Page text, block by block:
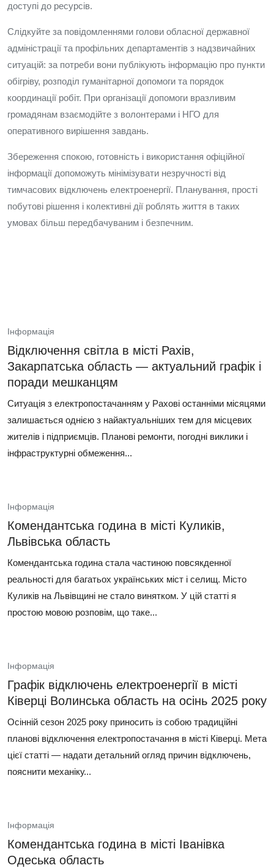
доступі до ресурсів.
Слідкуйте за повідомленнями голови обласної державної
адміністрації та профільних департаментів з надзвичайних
ситуацій: за потреби вони публікують інформацію про пункти
обігріву, розподіл гуманітарної допомоги та порядок
координації робіт. При організації допомоги вразливим
громадянам взаємодійте з волонтерами і НГО для
оперативного вирішення завдань.
Збереження спокою, готовність і використання офіційної
інформації допоможуть мінімізувати незручності від
тимчасових відключень електроенергії. Планування, прості
побутові рішення і колективні дії роблять життя в таких
умовах більш передбачуваним і безпечним.
Інформація
Відключення світла в місті Рахів,
Закарпатська область — актуальний графік і
поради мешканцям
Ситуація з електропостачанням у Рахові останніми місяцями
залишається однією з найактуальніших тем для місцевих
жителів і підприємців. Планові ремонти, погодні виклики і
інфраструктурні обмеження...
Інформація
Комендантська година в місті Куликів,
Львівська область
Комендантська година стала частиною повсякденної
реальності для багатьох українських міст і селищ. Місто
Куликів на Львівщині не стало винятком. У цій статті я
простою мовою розповім, що таке...
Інформація
Графік відключень електроенергії в місті
Ківерці Волинська область на осінь 2025 року
Осінній сезон 2025 року приносить із собою традиційні
планові відключення електропостачання в місті Ківерці. Мета
цієї статті — надати детальний огляд причин відключень,
пояснити механіку...
Інформація
Комендантська година в місті Іванівка
Одеська область